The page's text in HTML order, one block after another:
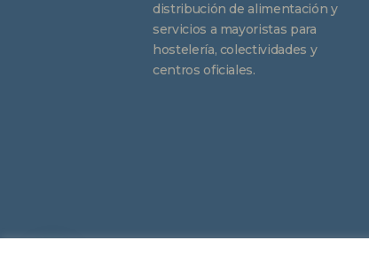
distribución de alimentación y
servicios a mayoristas para
hostelería, colectividades y
centros oficiales.